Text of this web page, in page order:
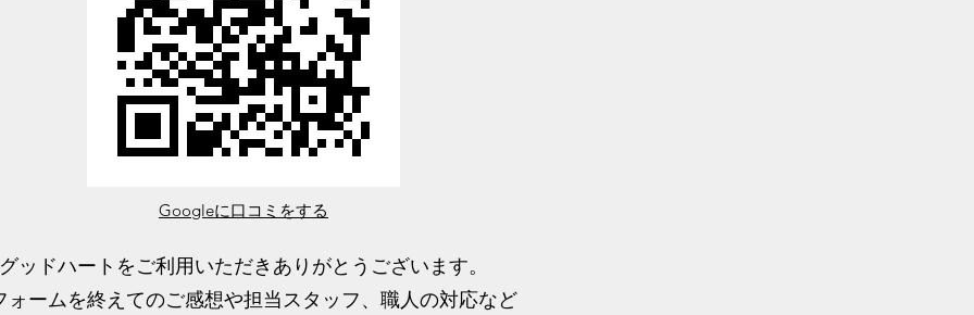
Googleに口コミをする
グッドハートをご利用いただきありがとうございます。
ォームを終えてのご感想や担当スタッフ、職人の対応など